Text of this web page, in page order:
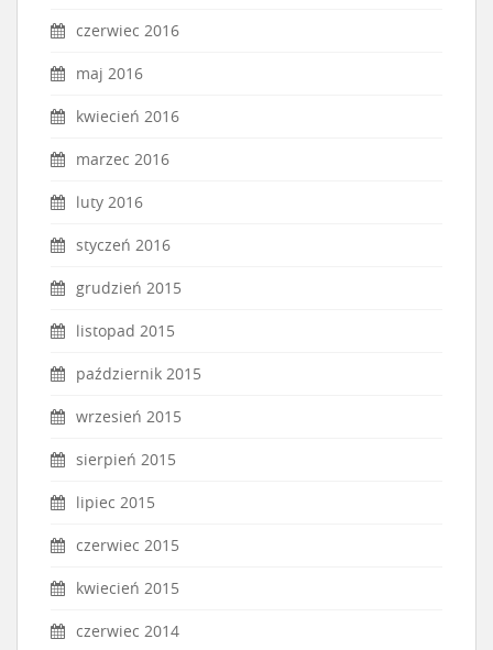
czerwiec 2016
maj 2016
kwiecień 2016
marzec 2016
luty 2016
styczeń 2016
grudzień 2015
listopad 2015
październik 2015
wrzesień 2015
sierpień 2015
lipiec 2015
czerwiec 2015
kwiecień 2015
czerwiec 2014